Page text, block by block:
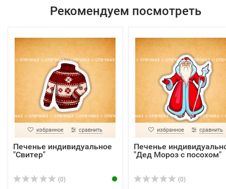
Рекомендуем посмотреть
избранное сравнить
Печенье индивидуальное
"Свитер"
(0)
избранное сравнить
Печенье
"Дед Мороз с посохом"
(0)